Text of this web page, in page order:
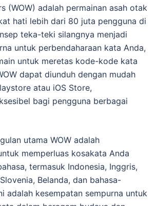
(WOW) adalah permainan asah otak
hati lebih dari 80 juta pengguna di
teka-teki silangnya menjadi
untuk perbendaharaan kata Anda,
untuk meretas kode-kode kata
dapat diunduh dengan mudah
atau iOS Store,
bagi pengguna berbagai
utama WOW adalah
memperluas kosakata Anda
termasuk Indonesia, Inggris,
Belanda, dan bahasa-
adalah kesempatan sempurna untuk